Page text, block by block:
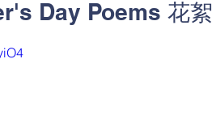
Day Poems 花絮